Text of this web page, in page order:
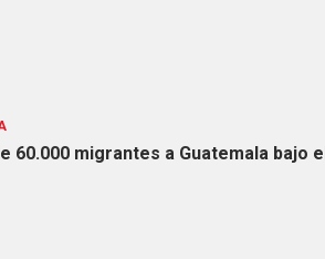
60.000 migrantes a Guatemala bajo el